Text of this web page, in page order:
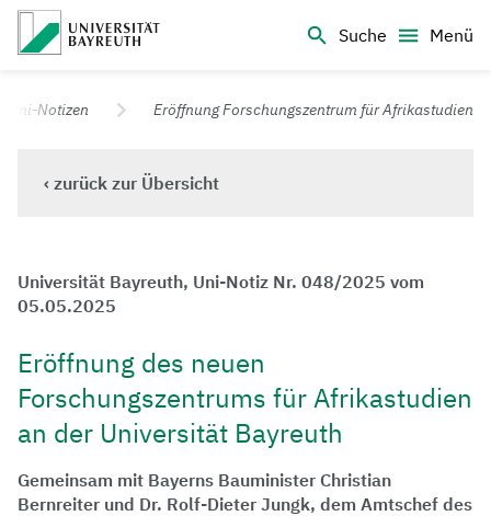
Suche
Menü
Universität Bayreuth – Deine Top-Campus-Uni
Uni-Notizen Eröffnung Forschungszentrum für Afrikastudien
‹ zurück zur Übersicht
Universität Bayreuth, Uni-Notiz Nr. 048/2025 vom
05.05.2025
Eröffnung des neuen
Forschungszentrums für Afrikastudien
an der Universität Bayreuth
Gemeinsam mit Bayerns Bauminister Christian
Bernreiter und Dr. Rolf-Dieter Jungk, dem Amtschef des